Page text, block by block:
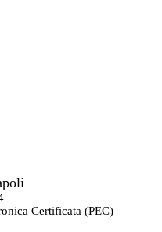
Certificata (PEC)